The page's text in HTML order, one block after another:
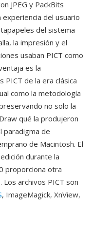
JPEG y PackBits
del usuario
del sistema
la impresión y el
usaban PICT como
es la
PICT de la era clásica
como la metodología
no solo la
qué la produjeron
paradigma de
de Macintosh. El
durante la
proporciona otra
archivos PICT son
, ImageMagick, XnView,